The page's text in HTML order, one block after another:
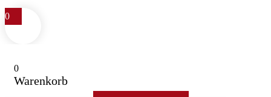
0
0
Warenkorb